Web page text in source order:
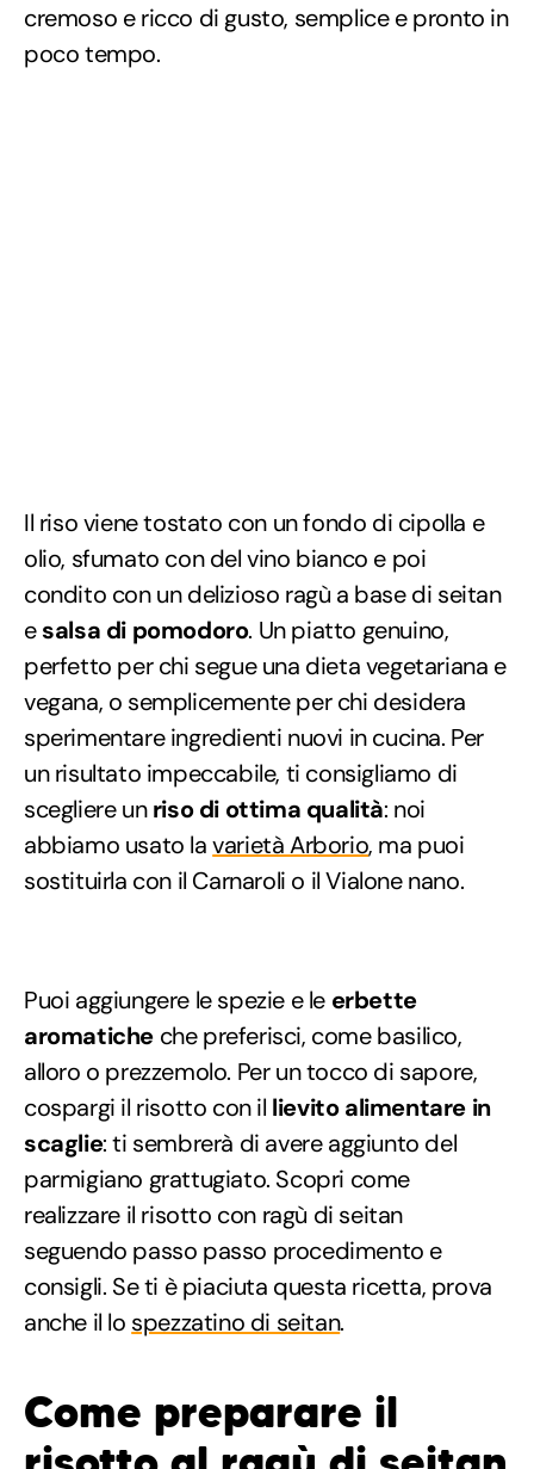
cremoso e ricco di gusto, semplice e pronto in
poco tempo.
Il riso viene tostato con un fondo di cipolla e
olio, sfumato con del vino bianco e poi
condito con un delizioso ragù a base di seitan
esalsa di pomodoro. Un piatto genuino,
perfetto per chi segue una dieta vegetariana e
vegana, o semplicemente per chi desidera
sperimentare ingredienti nuovi in cucina. Per
un risultato impeccabile, ti consigliamo di
scegliere unriso di ottima qualità: noi
abbiamo usato lavarietà Arborio, ma puoi
sostituirla con il Carnaroli o il Vialone nano.
Puoi aggiungere le spezie e le erbette
aromatiche che preferisci, come basilico,
alloro o prezzemolo. Per un tocco di sapore,
cospargi il risotto con il lievito alimentare in
scaglie: ti sembrerà di avere aggiunto del
parmigiano grattugiato. Scopri come
realizzare il risotto con ragù di seitan
seguendo passo passo procedimento e
consigli. Se ti è piaciuta questa ricetta, prova
anche il lo spezzatino di seitan.
Come preparare il